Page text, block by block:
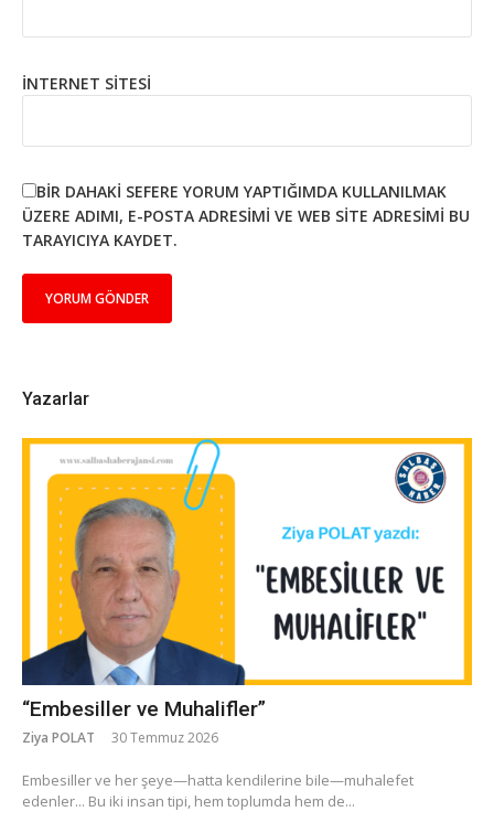
İNTERNET SITESI
BIR DAHAKI SEFERE YORUM YAPTIĞIMDA KULLANILMAK
ÜZERE ADIMI, E-POSTA ADRESIMI VE WEB SITE ADRESIMI BU
TARAYICIYA KAYDET.
Yazarlar
“Embesiller ve Muhalifler”
Ziya POLAT 30 Temmuz 2026
​Embesiller ve her şeye—hatta kendilerine bile—muhalefet
edenler... Bu iki insan tipi, hem toplumda hem de...